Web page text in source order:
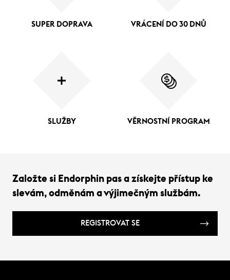
SUPER DOPRAVA VRÁCENÍ DO 30 DNŮ
SLUŽBY VĚRNOSTNÍ PROGRAM
Založte si Endorphin pas a získejte přístup ke
slevám, odměnám a výjimečným službám.
REGISTROVAT SE